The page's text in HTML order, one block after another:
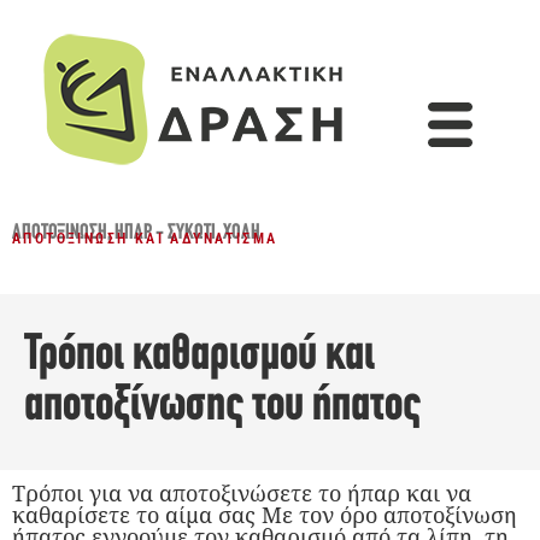
ΑΠΟΤΟΞΊΝΩΣΗ,ΗΠΑΡ - ΣΥΚΏΤΙ,ΧΟΛΉ
ΑΠΟΤΟΞΊΝΩΣΗ ΚΑΙ ΑΔΥΝΆΤΙΣΜΑ
Τρόποι καθαρισμού και
αποτοξίνωσης του ήπατος
Τρόποι για να αποτοξινώσετε το ήπαρ και να
καθαρίσετε το αίμα σας Με τον όρο αποτοξίνωση